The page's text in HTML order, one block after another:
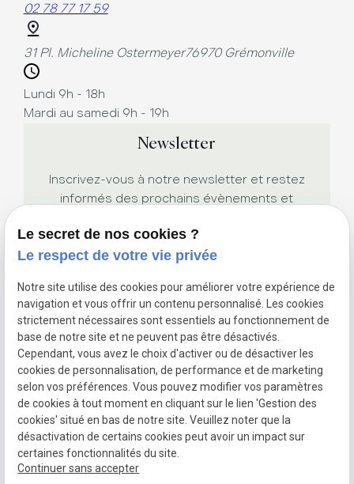
02 78 77 17 59
31 Pl. Micheline Ostermeyer76970 Grémonville
Lundi 9h - 18h
Mardi au samedi 9h - 19h
Newsletter
Inscrivez-vous à notre newsletter et restez
informés des prochains évènements et
Mentions légales
Politique de
confidentialité
Gestion
des
cookies
Plan du
site
Siret :
52988083300015
Le secret de nos cookies ?
Le respect de votre vie privée
Notre site utilise des cookies pour améliorer votre expérience de
navigation et vous offrir un contenu personnalisé. Les cookies
strictement nécessaires sont essentiels au fonctionnement de
base de notre site et ne peuvent pas être désactivés.
Cependant, vous avez le choix d'activer ou de désactiver les
cookies de personnalisation, de performance et de marketing
selon vos préférences. Vous pouvez modifier vos paramètres
de cookies à tout moment en cliquant sur le lien 'Gestion des
cookies' situé en bas de notre site. Veuillez noter que la
désactivation de certains cookies peut avoir un impact sur
certaines fonctionnalités du site.
Continuer sans accepter